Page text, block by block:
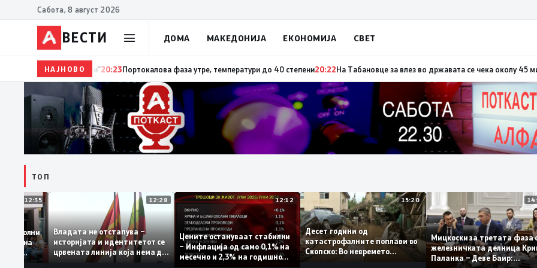
Сабота, 8 август 2026
ВЕСТИ ДОМА МАКЕДОНИЈА ЕКОНОМИЈА СВЕТ
НАЈНОВО20:24Сиљановска Давкова на Свечената академија по повод „30 години Општина Вевчани“20:23Портокалова фаза утре,
ТОП
12:35
се задоволни
на
12:28
Владата не отстапува –
историјата и идентитетот се
црвената линија која нема да
се погази
12:12
Цените остануваат стабилни
– Инфлација од само 0,1% на
месечно и 2,3% на годишно
15:20
Десет години од
катастрофалните поплави во
Скопско: Во невремето
Мицкоски за третата
железничката делница
Паланка – Деве Баир: